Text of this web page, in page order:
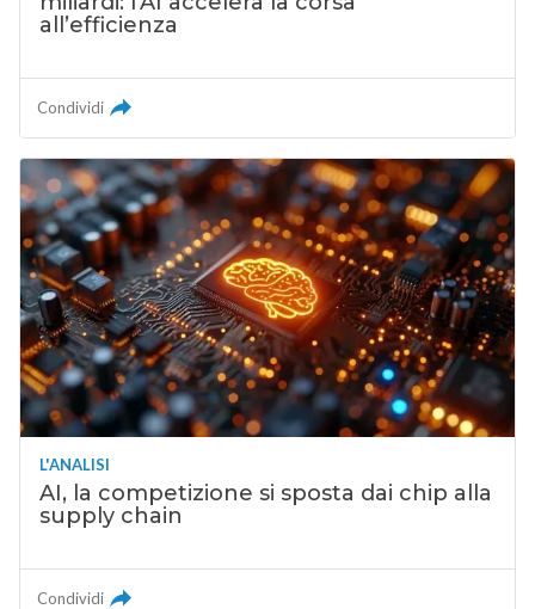
all’efficienza
Condividi
L'ANALISI
AI, la competizione si sposta dai chip alla
supply chain
Condividi